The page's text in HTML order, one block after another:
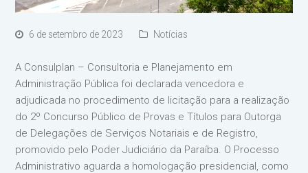
6 de setembro de 2023 Notícias
A Consulplan – Consultoria e Planejamento em
Administração Pública foi declarada vencedora e
adjudicada no procedimento de licitação para a realização
do 2º Concurso Público de Provas e Títulos para Outorga
de Delegações de Serviços Notariais e de Registro,
promovido pelo Poder Judiciário da Paraíba. O Processo
Administrativo aguarda a homologação presidencial, como